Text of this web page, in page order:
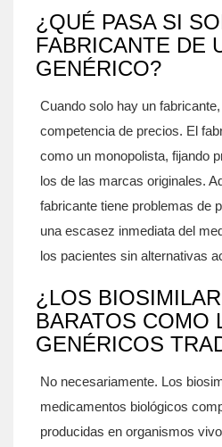
¿QUÉ PASA SI
FABRICANTE DE
GENÉRICO?
Cuando solo hay un
competencia de precios. El
como un monopolista, fijando
los de las marcas originales.
fabricante tiene problemas de
una escasez inmediata del
los pacientes sin alternativas
¿LOS
BARATOS COMO
GENÉRICOS
No necesariamente. Los
medicamentos biológicos
producidas en organismos